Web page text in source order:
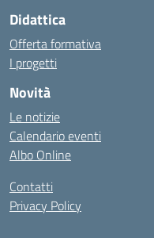
Didattica
Offerta formativa
I progetti
Novità
Le notizie
Calendario eventi
Albo Online
Contatti
Privacy Policy